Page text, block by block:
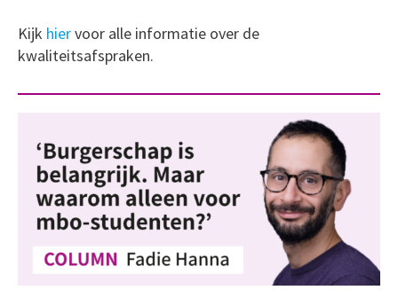
Kijk hiervoor alle informatie over de
kwaliteitsafspraken.